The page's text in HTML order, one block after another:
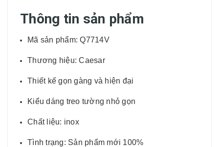
Thông tin sản phẩm
Mã sản phẩm: Q7714V
Thương hiệu: Caesar
Thiết kế gọn gàng và hiện đại
Kiểu dáng treo tường nhỏ gọn
Chất liệu: inox
Tình trạng: Sản phẩm mới 100%